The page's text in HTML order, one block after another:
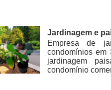
Jardinagem e
Empresa de
condomínios em
jardinagem
condomínio